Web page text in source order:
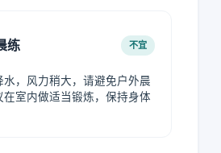
练 不宜
水，风力稍大，请避免户外晨
在室内做适当锻炼，保持身体